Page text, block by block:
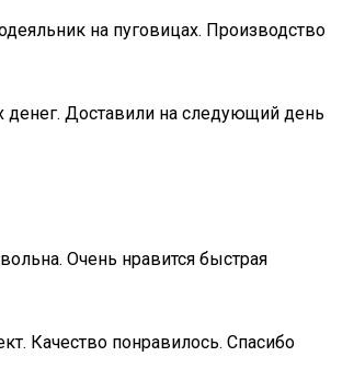
на пуговицах. Производство
денег. Доставили на следующий день
Очень нравится быстрая
Качество понравилось. Спасибо